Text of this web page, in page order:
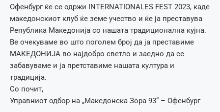
Офенбург ќе се одржи INTERNATIONALES FEST 2023, каде
македонскиот клуб ќе земе учество и ќе ја преставува
Република Македонија со нашата традиционална кујна.
Ве очекуваме во што поголем број да ја преставиме
МАКЕДОНИЈА во најдобро светло и заедно да се
забавуваме и ја претставиме нашата култура и
традиција.
Со почит,
Управниот одбор на „Македонска Зора 93“ – Офенбург